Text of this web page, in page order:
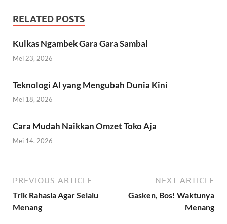
RELATED POSTS
Kulkas Ngambek Gara Gara Sambal
Mei 23, 2026
Teknologi AI yang Mengubah Dunia Kini
Mei 18, 2026
Cara Mudah Naikkan Omzet Toko Aja
Mei 14, 2026
PREVIOUS ARTICLE
Trik Rahasia Agar Selalu
Menang
NEXT ARTICLE
Gasken, Bos! Waktunya
Menang